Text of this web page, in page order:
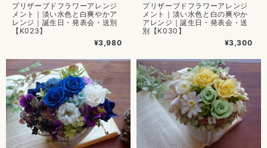
プリザーブドフラワーアレンジ
メント｜淡い水色と白爽やかア
レンジ｜誕生日・発表会・送別
【K023】
¥3,980
プリザーブドフラワーアレンジ
メント｜淡い水色と白の爽やか
アレンジ｜誕生日・発表会・送
別【K030】
¥3,300